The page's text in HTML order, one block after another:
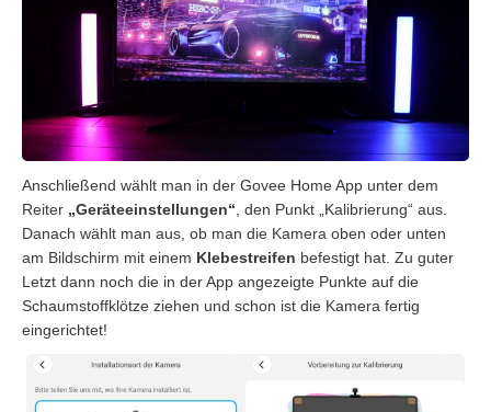
Anschließend wählt man in der Govee Home App unter dem
Reiter „Geräteeinstellungen“ , den Punkt „Kalibrierung“ aus.
Danach wählt man aus, ob man die Kamera oben oder unten
am Bildschirm mit einem Klebestreifen befestigt hat. Zu guter
Letzt dann noch die in der App angezeigte Punkte auf die
Schaumstoffklötze ziehen und schon ist die Kamera fertig
eingerichtet!